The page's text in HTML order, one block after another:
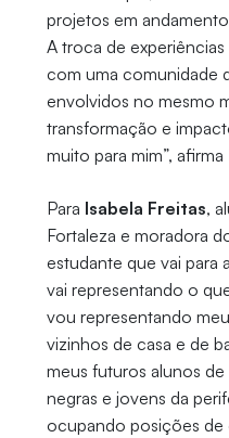
projetos em
A troca de
com uma comunidade
envolvidos no mesmo
transformação e
muito para mim”, afirma
Para Isabela Freitas,
Fortaleza e moradora
estudante que vai para
vai representando o
vou representando
vizinhos de casa e de
meus futuros alunos
negras e jovens da
ocupando posições de